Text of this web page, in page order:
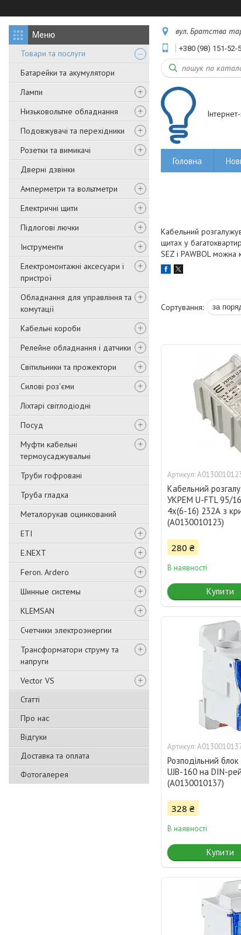
Товари та послуги
Батарейки та акумулятори
Лампи
Низьковольтне обладнання
Подовжувачі та перехідники
Розетки та вимикачі
Дверні дзвінки
Амперметри та вольтметри
Електричні щити
Підлогові лючки
Інструменти
Електромонтажні аксесуари і
пристрої
Обладнання для управління та
комутації
Кабельні короби
Релейне обладнання і датчики
Світильники та прожектори
Силові роз'єми
Ліхтарі світлодіодні
Посуд
Муфти кабельні
термоусаджувальні
Труби гофровані
Труба гладка
Металорукав оцинкований
ETI
E.NEXT
Feron. Ardero
Шинные системы
KLEMSAN
Счетчики электроэнергии
Трансформатори струму та
напруги
Vector VS
Статті
Про нас
Відгуки
Доставка та оплата
Фотогалерея
вул. Братства
+380 (98) 151-52-
Головна
Кабельний
щитах у
SEZ і PAWBOL можна
Кабельний
УКРЕМ U-FTL 95/
4х(6-16) 232А з
(A0130010123)
280 ₴
В наявності
Купити
Розподільний
UJB-160 на DIN-
(A0130010137)
328 ₴
В наявності
Купити